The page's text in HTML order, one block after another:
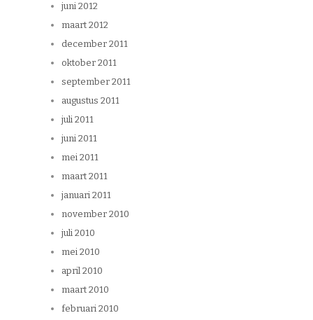
juni 2012
maart 2012
december 2011
oktober 2011
september 2011
augustus 2011
juli 2011
juni 2011
mei 2011
maart 2011
januari 2011
november 2010
juli 2010
mei 2010
april 2010
maart 2010
februari 2010